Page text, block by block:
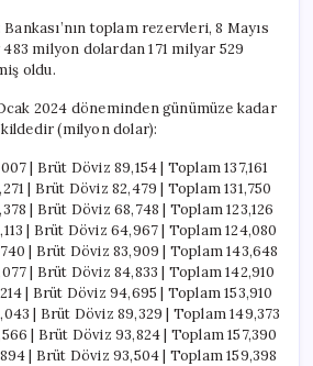
toplam rezervleri, 8 Mayıs
milyon dolardan 171 milyar 529
oldu.
2024 döneminden günümüze kadar
(milyon dolar):
| Brüt Döviz 89,154 | Toplam 137,161
| Brüt Döviz 82,479 | Toplam 131,750
| Brüt Döviz 68,748 | Toplam 123,126
| Brüt Döviz 64,967 | Toplam 124,080
| Brüt Döviz 83,909 | Toplam 143,648
| Brüt Döviz 84,833 | Toplam 142,910
| Brüt Döviz 94,695 | Toplam 153,910
| Brüt Döviz 89,329 | Toplam 149,373
| Brüt Döviz 93,824 | Toplam 157,390
| Brüt Döviz 93,504 | Toplam 159,398